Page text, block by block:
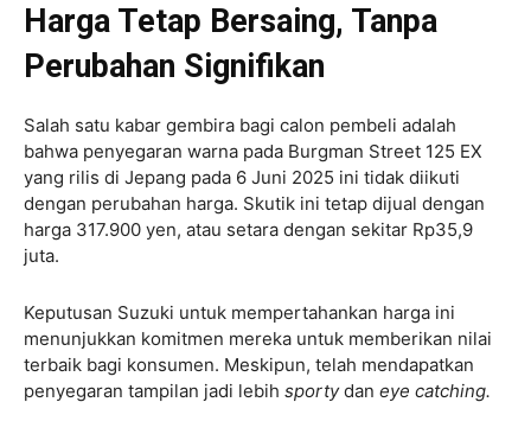
Harga Tetap Bersaing, Tanpa
Perubahan Signifikan
Salah satu kabar gembira bagi calon pembeli adalah
bahwa penyegaran warna pada Burgman Street 125 EX
yang rilis di Jepang pada 6 Juni 2025 ini tidak diikuti
dengan perubahan harga. Skutik ini tetap dijual dengan
harga 317.900 yen, atau setara dengan sekitar Rp35,9
juta.
Keputusan Suzuki untuk mempertahankan harga ini
menunjukkan komitmen mereka untuk memberikan nilai
terbaik bagi konsumen. Meskipun, telah mendapatkan
penyegaran tampilan jadi lebih sportydan eye catching.